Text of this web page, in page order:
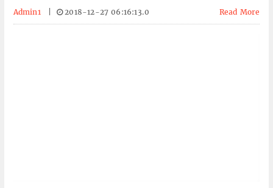
Admin1
2018-12-27 06:16:13.0 Read More